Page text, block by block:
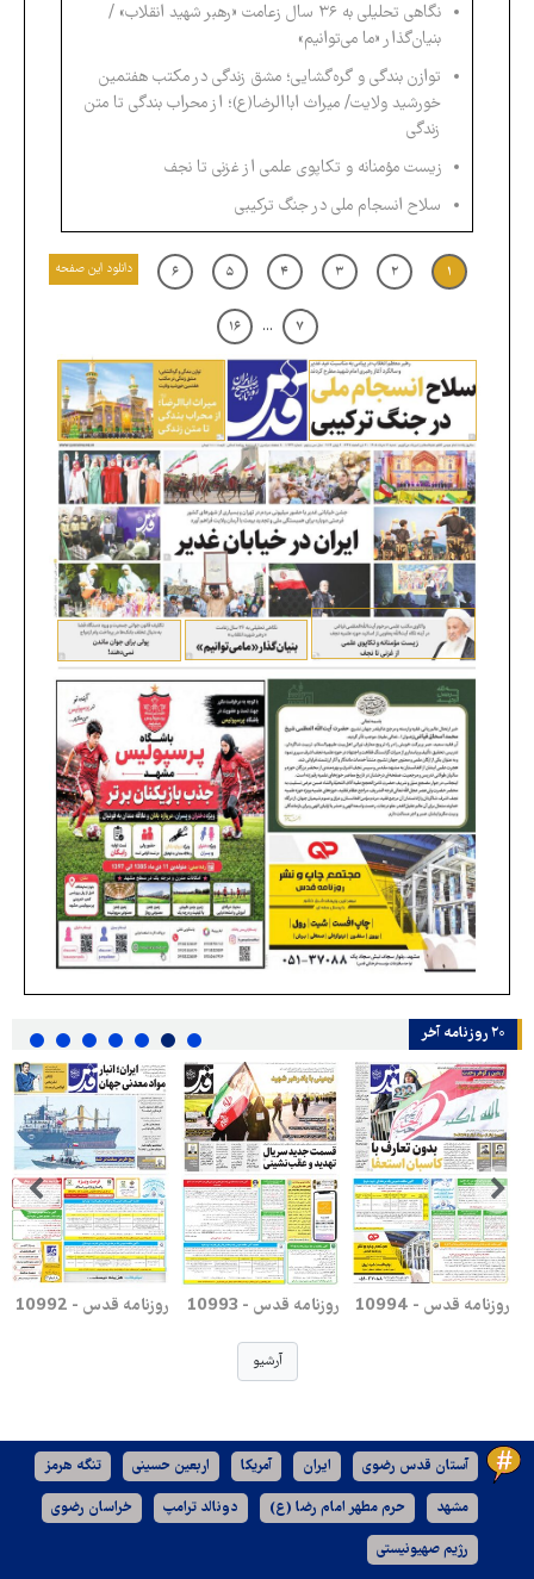
نگاهی تحلیلی به ۳۶ سال زعامت «رهبر شهید انقلاب» /
بنیان‌گذار «ما می‌توانیم»
‏توازن بندگی و گره‌گشایی؛ مشق زندگی در مکتب هفتمین
خورشید ولایت/ ‏‏میراث اباالرضا(ع)؛ از محراب بندگی تا متن
زندگی
زیست مؤمنانه و تکاپوی علمی از غزنی تا نجف
سلاح انسجام ملی در جنگ ترکیبی
دانلود این صفحه ۱ ۲ ۳ ۴ ۵ ۶
۷ ... ۱۶
۲۰ روزنامه‌ آخر
روزنامه قدس - 10994 روزنامه قدس - 10993 روزنامه قدس - 10992
آرشیو
آستان قدس رضوی ایران آمریکا اربعین حسینی تنگه هرمز
مشهد حرم مطهر امام رضا (ع) دونالد ترامپ خراسان رضوی
رژیم صهیونیستی